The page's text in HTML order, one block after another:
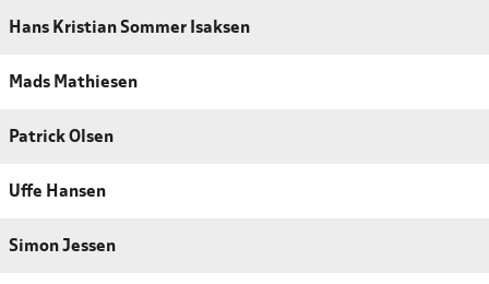
Hans Kristian Sommer Isaksen
Mads Mathiesen
Patrick Olsen
Uffe Hansen
Simon Jessen